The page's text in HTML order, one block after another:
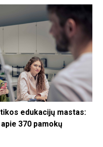
edukacijų mastas:
370 pamokų